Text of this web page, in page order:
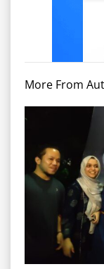
More From